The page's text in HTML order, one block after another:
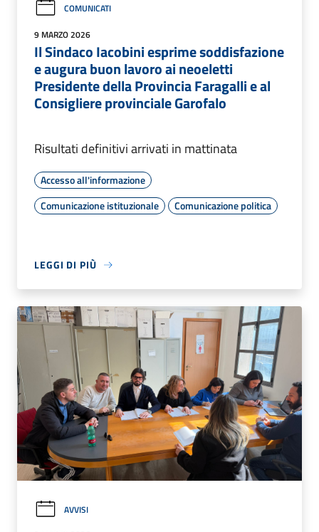
COMUNICATI
9 MARZO 2026
Il Sindaco Iacobini esprime soddisfazione
e augura buon lavoro ai neoeletti
Presidente della Provincia Faragalli e al
Consigliere provinciale Garofalo
Risultati definitivi arrivati in mattinata
Accesso all'informazione
Comunicazione istituzionale
Comunicazione politica
LEGGI DI PIÙ
AVVISI